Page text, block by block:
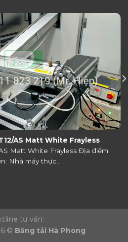
AS Matt White Frayless
Matt White Frayless Địa điểm
Nhà máy thực...
tư vấn:
© Băng tải Hà Phong